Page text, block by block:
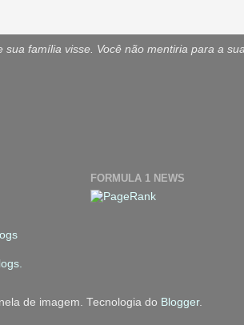
família visse. Você não mentiria para a
FORMULA 1 NEWS
de imagem. Tecnologia do Blogger.